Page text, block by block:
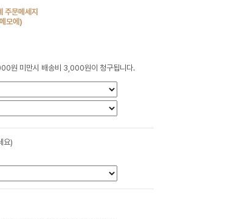
주문메세지
모에)
원 미만시 배송비 3,000원이 청구됩니다.
요)